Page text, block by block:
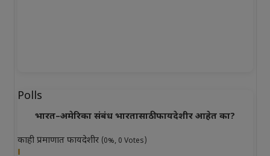
Polls
भारत–अमेरिका संबंध भारतासाठी फायदेशीर आहेत का?
काही प्रमाणात फायदेशीर (0%, 0 Votes)